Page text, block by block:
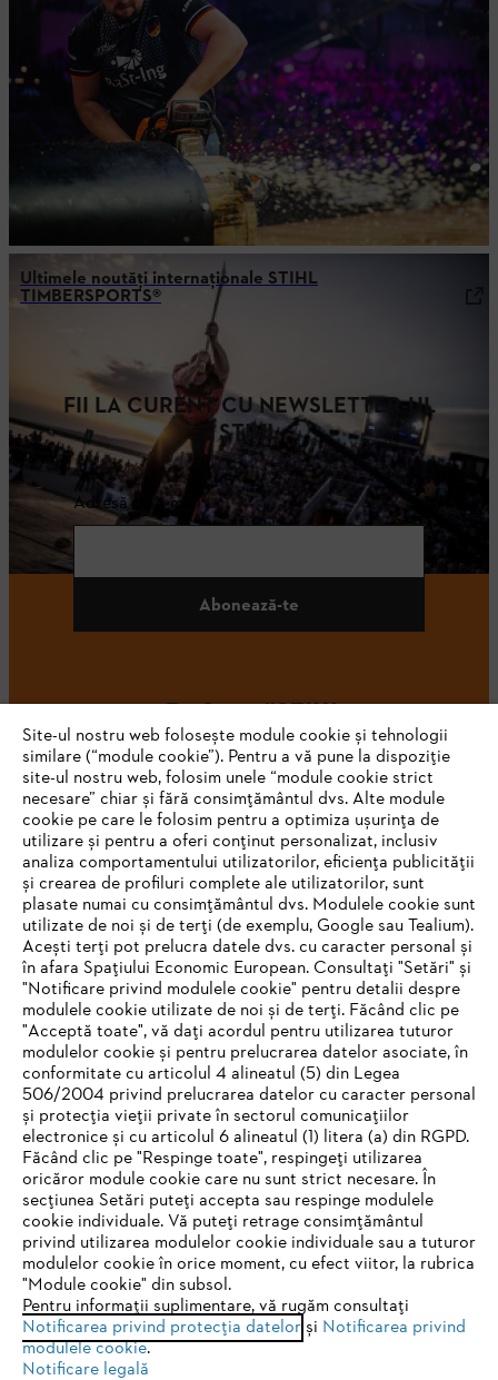
Ultimele noutăţi internaţionale STIHL
TIMBERSPORTS®
FII LA CURENT CU NEWSLETTER-UL
STIHL
Adresă de e-mail
Abonează-te
#STIHL
STIHL Romania
Informaţii Utile
Politica de confidenţialitate Informare legală
Politica de cookie Informații juridice
SC Andreas Stihl Motounelte SRL
Str. Drumul Gării Otopeni, nr. 26-28
075100, Otopeni, jud. Ilfov
IHR BROWSER WIRD NICHT
UNTERSTÜTZT
Sie nutzen einen Browser, den wir noch nicht unterstützen. Für
eine optimale Nutzung unserer Seite empfehlen wir Ihnen, zu
einem der folgenden Browser zu wechseln:
Site-ul nostru web folosește module cookie și tehnologii
similare (“module cookie”). Pentru a vă pune la dispoziție
site-ul nostru web, folosim unele “module cookie strict
necesare” chiar și fără consimțământul dvs. Alte module
cookie pe care le folosim pentru a optimiza ușurința de
utilizare și pentru a oferi conținut personalizat, inclusiv
analiza comportamentului utilizatorilor, eficiența publicității
și crearea de profiluri complete ale utilizatorilor, sunt
plasate numai cu consimțământul dvs. Modulele cookie sunt
utilizate de noi și de terți (de exemplu, Google sau Tealium).
Acești terți pot prelucra datele dvs. cu caracter personal și
în afara Spațiului Economic European. Consultați "Setări" și
"Notificare privind modulele cookie" pentru detalii despre
modulele cookie utilizate de noi și de terți. Făcând clic pe
"Acceptă toate", vă dați acordul pentru utilizarea tuturor
modulelor cookie și pentru prelucrarea datelor asociate, în
conformitate cu articolul 4 alineatul (5) din Legea
506/2004 privind prelucrarea datelor cu caracter personal
și protecția vieții private în sectorul comunicațiilor
electronice și cu articolul 6 alineatul (1) litera (a) din RGPD.
Făcând clic pe "Respinge toate", respingeți utilizarea
oricăror module cookie care nu sunt strict necesare. În
secțiunea Setări puteți accepta sau respinge modulele
cookie individuale. Vă puteți retrage consimțământul
privind utilizarea modulelor cookie individuale sau a tuturor
modulelor cookie în orice moment, cu efect viitor, la rubrica
"Module cookie" din subsol.
Pentru informații suplimentare, vă rugăm consultați
Notificarea privind protecția datelorși Notificarea privind
modulele cookie.
Notificare legală